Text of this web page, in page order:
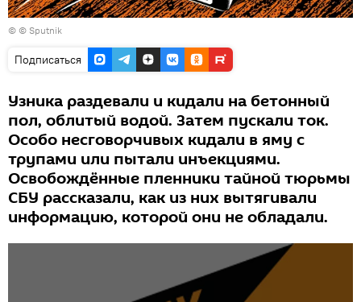
© © Sputnik
Подписаться
Узника раздевали и кидали на бетонный
пол, облитый водой. Затем пускали ток.
Особо несговорчивых кидали в яму с
трупами или пытали инъекциями.
Освобождённые пленники тайной тюрьмы
СБУ рассказали, как из них вытягивали
информацию, которой они не обладали.